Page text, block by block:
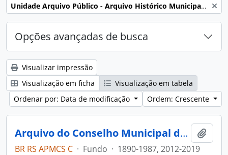
Remover filtro:
Unidade Arquivo Público - Arquivo Histórico Municipal João Spadari Adami
Opções avançadas de busca
Visualizar impressão
Visualização em ficha
Visualização em tabela
Ordenar por: Data de modificação
Ordem: Crescente
Arquivo do Conselho Municipal de Caxias do Sul
BR RS APMCS C · Fundo · 1890-1987, 2012-2019